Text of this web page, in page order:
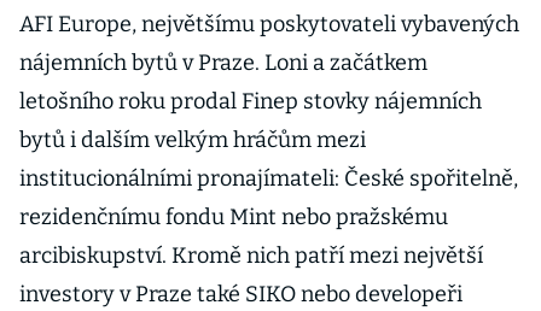
AFI Europe, největšímu poskytovateli vybavených
nájemních bytů v Praze. Loni a začátkem
letošního roku prodal Finep stovky nájemních
bytů i dalším velkým hráčům mezi
institucionálními pronajímateli: České spořitelně,
rezidenčnímu fondu Mint nebo pražskému
arcibiskupství. Kromě nich patří mezi největší
investory v Praze také SIKO nebo developeři